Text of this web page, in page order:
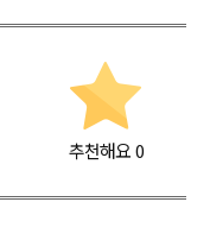
추천해요 0